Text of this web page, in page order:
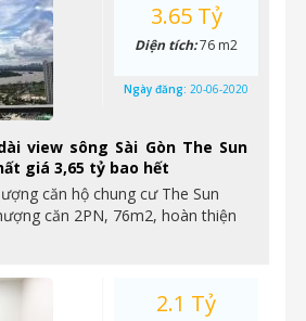
view sông Sài Gòn The Sun
giá 3,65 tỷ bao hết
căn hộ chung cư The Sun
căn 2PN, 76m2, hoàn thiện
3.65 Tỷ
Diện tích:76 m2
Ngày đăng: 20-06-2020
2.1 Tỷ